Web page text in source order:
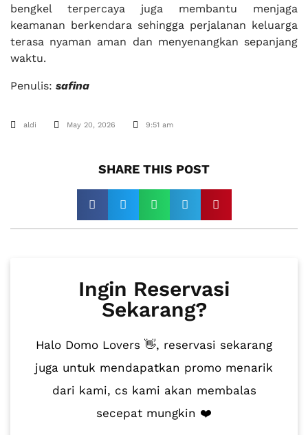
bengkel terpercaya juga membantu menjaga
keamanan berkendara sehingga perjalanan keluarga
terasa nyaman aman dan menyenangkan sepanjang
waktu.
Penulis: safina
aldi May 20, 2026 9:51 am
SHARE THIS POST​
Ingin Reservasi
Sekarang?
Halo Domo Lovers 👋, reservasi sekarang
juga untuk mendapatkan promo menarik
dari kami, cs kami akan membalas
secepat mungkin ❤️